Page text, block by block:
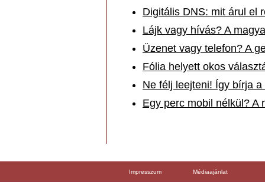
Digitális DNS: mit árul el
Lájk vagy hívás? A
Üzenet vagy telefon? A
Fólia helyett okos
Ne félj leejteni! Így bírja
Egy perc mobil nélkül? A
Impresszum Médiaajánlat